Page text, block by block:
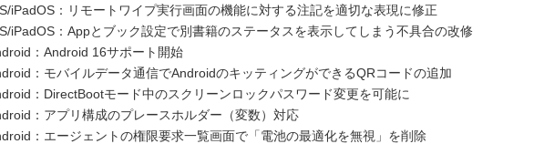
iPadOS：リモートワイプ実行画面の機能に対する注記を適切な表現に修正
iPadOS：Appとブック設定で別書籍のステータスを表示してしまう不具合の改修
：Android 16サポート開始
：モバイルデータ通信でAndroidのキッティングができるQRコードの追加
：DirectBootモード中のスクリーンロックパスワード変更を可能に
：アプリ構成のプレースホルダー（変数）対応
：エージェントの権限要求一覧画面で「電池の最適化を無視」を削除